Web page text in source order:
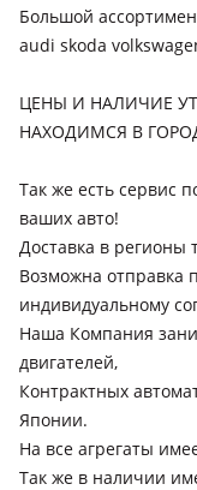
Большой
audi skoda
ЦЕНЫ И НАЛИЧИЕ
НАХОДИМСЯ В
Так же есть сервис
ваших авто!
Доставка в
Возможна отправка
индивидуальному
Наша Компания
двигателей,
Контрактных
Японии.
На все агрегаты
Так же в наличии